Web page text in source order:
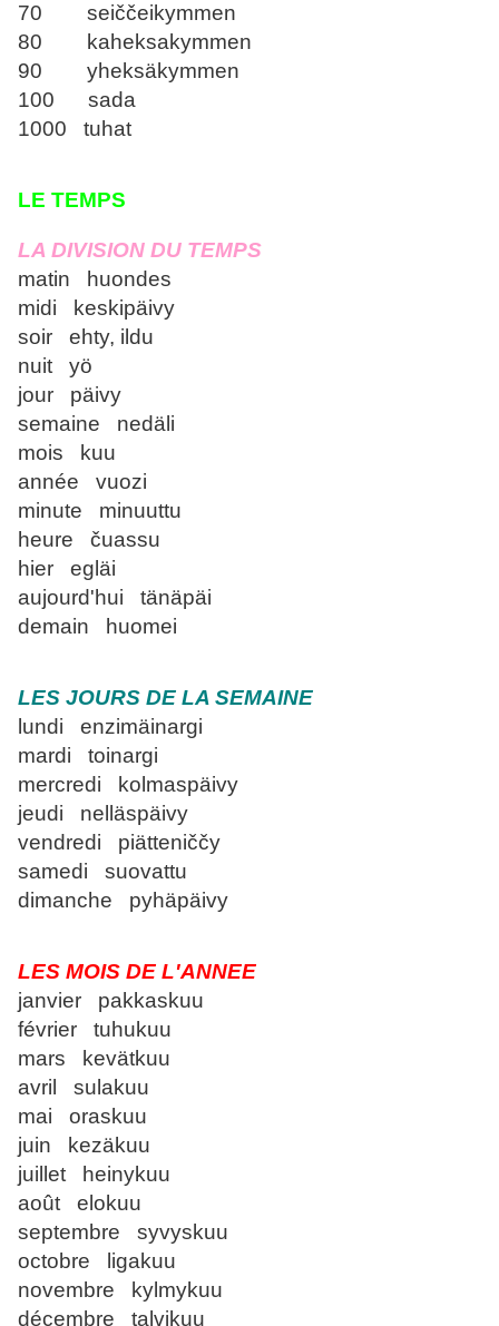
70 seiččeikymmen
80 kaheksakymmen
90 yheksäkymmen
100 sada
1000 tuhat
LE TEMPS
LA DIVISION DU TEMPS
matin huondes
midi keskipäivy
soir ehty, ildu
nuit yö
jour päivy
semaine nedäli
mois kuu
année vuozi
minute minuuttu
heure čuassu
hier egläi
aujourd'hui tänäpäi
demain huomei
LES JOURS DE LA SEMAINE
lundi enzimäinargi
mardi toinargi
mercredi kolmaspäivy
jeudi nelläspäivy
vendredi piätteniččy
samedi suovattu
dimanche pyhäpäivy
LES MOIS DE L'ANNEE
janvier pakkaskuu
février tuhukuu
mars kevätkuu
avril sulakuu
mai oraskuu
juin kezäkuu
juillet heinykuu
août elokuu
septembre syvyskuu
octobre ligakuu
novembre kylmykuu
décembre talvikuu